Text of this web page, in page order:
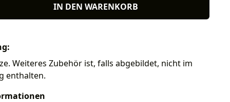
IN DEN WARENKORB
Weiteres Zubehör ist, falls abgebildet, nicht im
enthalten.